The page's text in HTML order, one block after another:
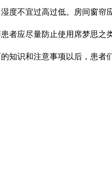
度不宜过高过低。房间窗
者应尽量防止使用席梦思
知识和注意事项以后，患